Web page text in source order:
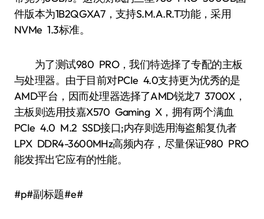
件版本为1B2QGXA7，支持S.M.A.R.T功能，采用
NVMe 1.3标准。
为了测试980 PRO，我们特选择了专配的主板
与处理器。由于目前对PCIe 4.0支持更为优秀的是
AMD平台，因而处理器选择了AMD锐龙7 3700X，
主板则选用技嘉X570 Gaming X，拥有两个满血
PCIe 4.0 M.2 SSD接口;内存则选用海盗船复仇者
LPX DDR4-3600MHz高频内存，尽量保证980 PRO
能发挥出它应有的性能。
#p#副标题#e#